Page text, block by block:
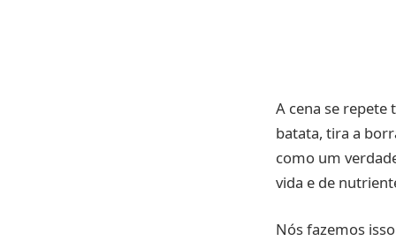
A cena se repete
batata, tira a
como um
vida e de
Nós fazemos